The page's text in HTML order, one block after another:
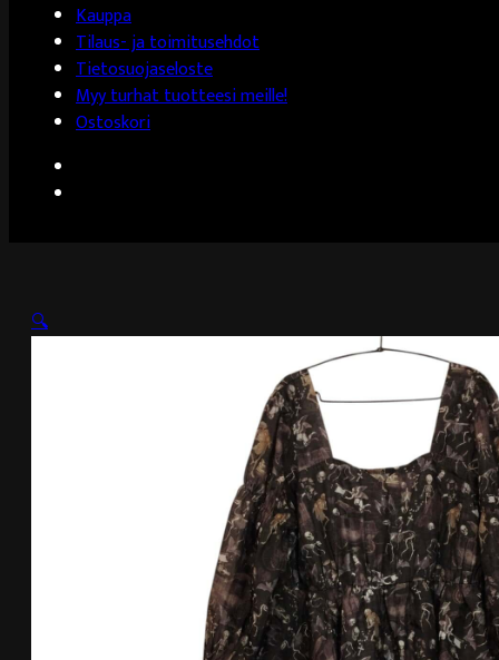
Kauppa
Tilaus- ja toimitusehdot
Tietosuojaseloste
Myy turhat tuotteesi meille!
Ostoskori
🔍